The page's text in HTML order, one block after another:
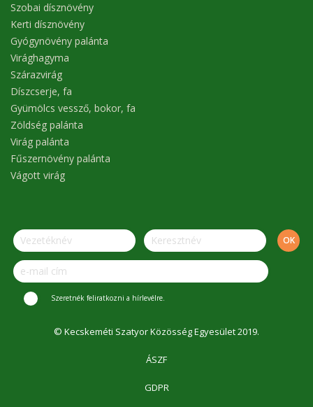
Szobai dísznövény
Kerti dísznövény
Gyógynövény palánta
Virághagyma
Szárazvirág
Díszcserje, fa
Gyümölcs vessző, bokor, fa
Zöldség palánta
Virág palánta
Fűszernövény palánta
Vágott virág
Szeretnék feliratkozni a hírlevélre.
© Kecskeméti Szatyor Közösség Egyesület 2019.
ÁSZF
GDPR